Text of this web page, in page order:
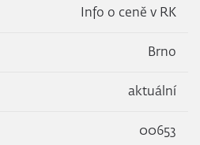
Info o ceně v RK
Brno
aktuální
00653